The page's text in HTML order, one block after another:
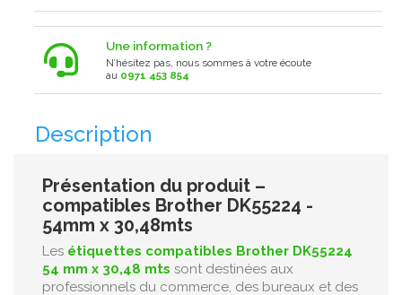
Une information ?
N’hésitez pas, nous sommes à votre écoute
au 0971 453 854
Description
Présentation du produit –
compatibles Brother DK55224 -
54mm x 30,48mts
Les étiquettes compatibles Brother DK55224
54 mm x 30,48 mts sont destinées aux
professionnels du commerce, des bureaux et des